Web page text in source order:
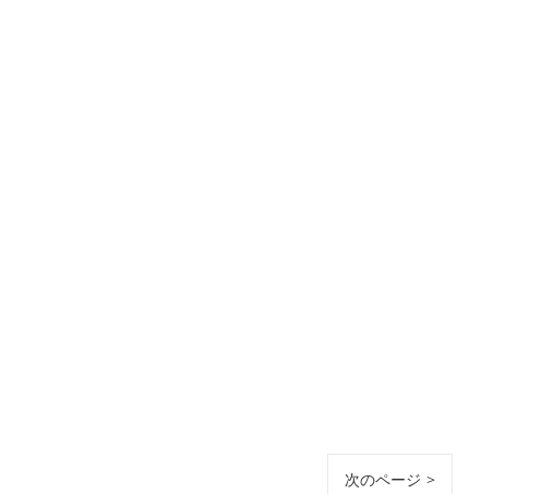
次のページ >